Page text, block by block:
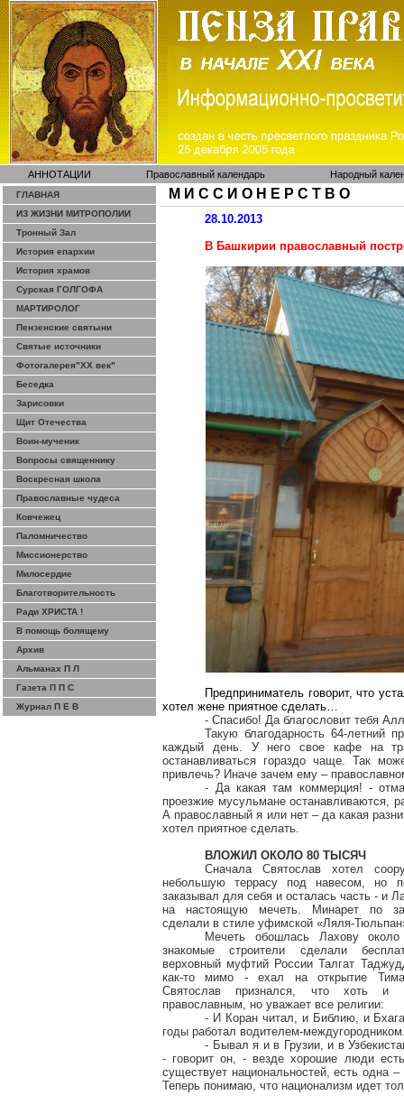
АННОТАЦИИ Православный календарь Народный
ГЛАВНАЯ
ИЗ ЖИЗНИ МИТРОПОЛИИ
Тронный Зал
История епархии
История храмов
Сурская ГОЛГОФА
МАРТИРОЛОГ
Пензенские святыни
Святые источники
Фотогалерея"ХХ век"
Беседка
Зарисовки
Щит Отечества
Воин-мученик
Вопросы священнику
Воскресная школа
Православные чудеса
Ковчежец
Паломничество
Миссионерство
Милосердие
Благотворительность
Ради ХРИСТА !
В помощь болящему
Архив
Альманах П Л
Газета П П С
Журнал П Е В
М И С С И О Н Е Р С Т В О
28.10.2013
В Башкирии православный
Предприниматель говорит, что
хотел жене приятное сделать…
- Спасибо! Да благословит тебя
Такую благодарность 64-летний
каждый день. У него свое кафе на
останавливаться гораздо чаще. Так
привлечь? Иначе зачем ему –
- Да какая там коммерция! -
проезжие мусульмане останавливаются,
А православный я или нет – да какая
хотел приятное сделать.
ВЛОЖИЛ ОКОЛО 80 ТЫСЯЧ
Сначала Святослав хотел
небольшую террасу под навесом, но
заказывал для себя и осталась часть - и
на настоящую мечеть. Минарет по
сделали в стиле уфимской «Ляля-
Мечеть обошлась Лаховуоколо
знакомые строители сделали
верховный муфтий РоссииТалгат
как-то мимо - ехал на открытие
Святослав признался, что хоть и
православным, но уважает все религии:
- И Коран читал, и Библию, и
годы работал водителем-междугородником
- Бывал я и в Грузии, и в
- говорит он, - везде хорошие люди
существует национальностей, есть одна
Теперь понимаю, что национализм идет